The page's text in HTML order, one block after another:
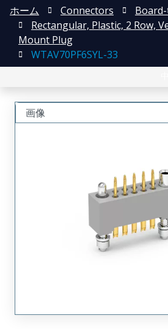
ホーム Connectors
Rectangular, Plastic, 2 Row,
Mount Plug
WTAV70PF6SYL-33
画像